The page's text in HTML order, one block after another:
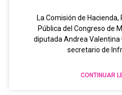
La Comisión de
Pública del Congreso de
diputada Andrea Valentina
secretario de
CONTINUAR